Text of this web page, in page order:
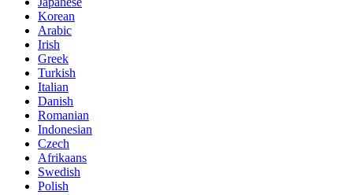
Korean
Arabic
Irish
Greek
Turkish
Italian
Danish
Romanian
Indonesian
Czech
Afrikaans
Swedish
Polish